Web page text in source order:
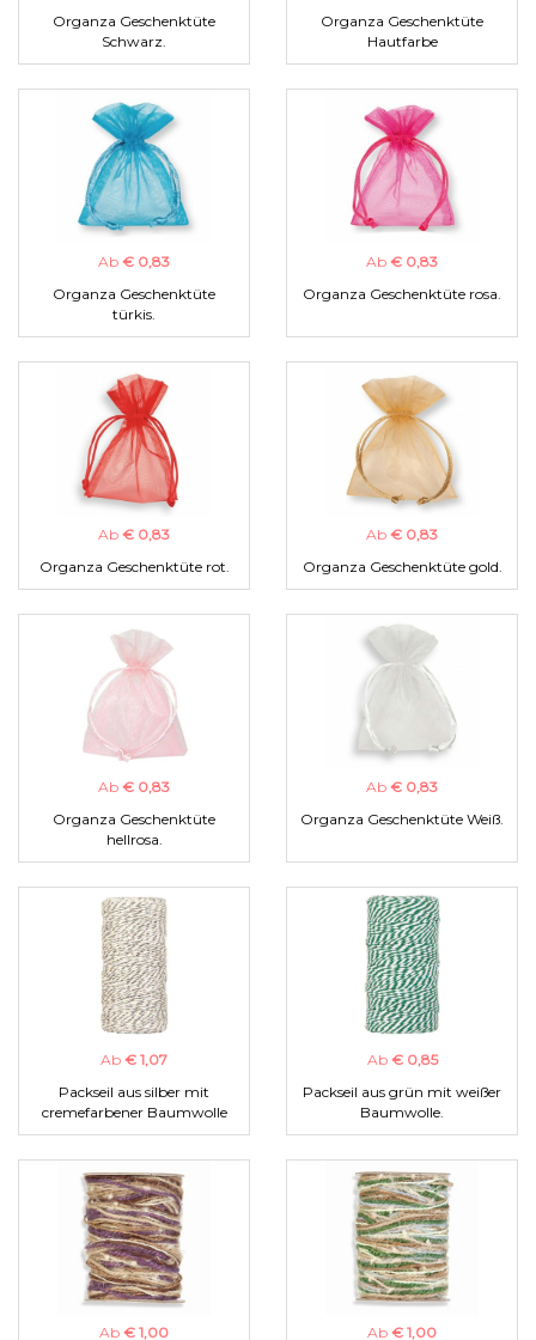
Organza Geschenktüte
Schwarz.
Organza Geschenktüte
Hautfarbe
Ab € 0,83
Organza Geschenktüte
türkis.
Ab € 0,83
Organza Geschenktüte rosa.
Ab € 0,83
Organza Geschenktüte rot.
Ab € 0,83
Organza Geschenktüte gold.
Ab € 0,83
Organza Geschenktüte
hellrosa.
Ab € 0,83
Organza Geschenktüte Weiß.
Ab € 1,07
Packseil aus silber mit
cremefarbener Baumwolle
Ab € 0,85
Packseil aus grün mit weißer
Baumwolle.
Ab € 1,00 Ab € 1,00